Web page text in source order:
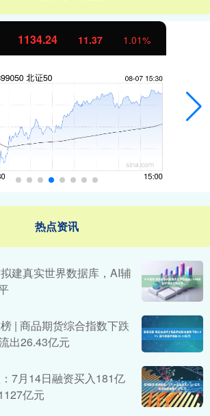
1134.24 11.37 1.01%
热点资讯
建真实世界数据库，AI辅
| 商品期货综合指数下跌
出26.43亿元
7月14日融资买入181亿
亿元